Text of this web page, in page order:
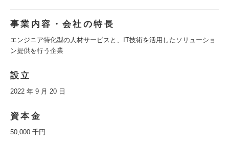
事業内容・会社の特長
エンジニア特化型の人材サービスと、IT技術を活用したソリューショ
ン提供を行う企業
設立
2022 年 9 月 20 日
資本金
50,000 千円